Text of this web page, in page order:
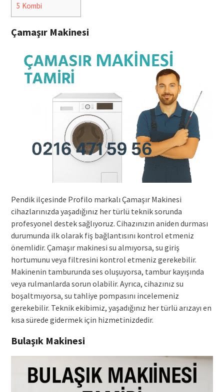
5 Kombi
Çamaşır Makinesi
Pendik ilçesinde Profilo markalı Çamaşır Makinesi
cihazlarınızda yaşadığınız her türlü teknik sorunda
profesyonel destek sağlıyoruz. Cihazınızın aniden durması
durumunda ilk olarak fiş bağlantısını kontrol etmeniz
önemlidir. Çamaşır makinesi su almıyorsa, su giriş
hortumunu veya filtresini kontrol etmeniz gerekebilir.
Makinenin tamburunda ses oluşuyorsa, tambur kayışında
veya rulmanlarda sorun olabilir. Ayrıca, cihazınız su
boşaltmıyorsa, su tahliye pompasını incelemeniz
gerekebilir. Teknik ekibimiz, yaşadığınız her türlü arızayı en
kısa sürede gidermek için hizmetinizdedir.
Bulaşık Makinesi